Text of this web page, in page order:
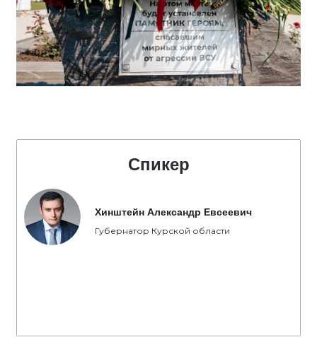
Спикер
Хинштейн Александр Евсеевич
Губернатор Курской области